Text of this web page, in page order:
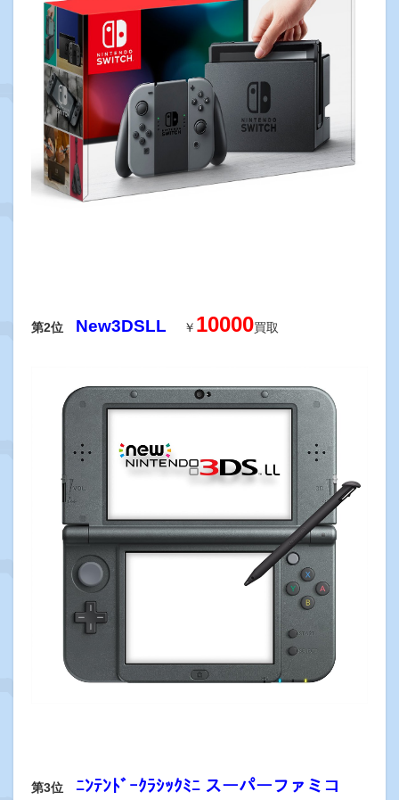
第2位 New3DSLL ￥ 10000買取
第3位
ﾆﾝﾃﾝﾄﾞｰｸﾗｼｯｸﾐﾆ スーパーファミコ